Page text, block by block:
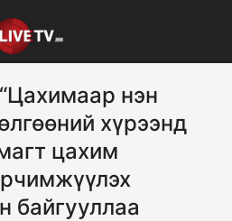
нэн
хүрээнд
цахим
байгууллаа